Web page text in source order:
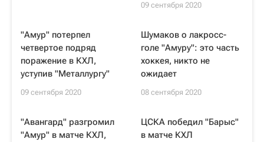
09 сентября 2020
"Амур" потерпел
четвертое подряд
поражение в КХЛ,
уступив "Металлургу"
09 сентября 2020
Шумаков о лакросс-
голе "Амуру": это часть
хоккея, никто не
ожидает
08 сентября 2020
"Авангард" разгромил
"Амур" в матче КХЛ,
ЦСКА победил "Барыс"
в матче КХЛ